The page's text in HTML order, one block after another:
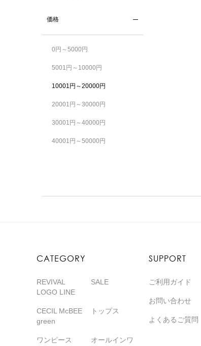
価格
0円～5000円
5001円～10000円
10001円～20000円
20001円～30000円
30001円～40000円
40001円～50000円
CATEGORY
REVIVAL
LOGO LINE
SALE
CECIL McBEE
green
トップス
ワンピース オールインワ
SUPPORT
ご利用ガイド
お問い合わせ
よくあるご質問